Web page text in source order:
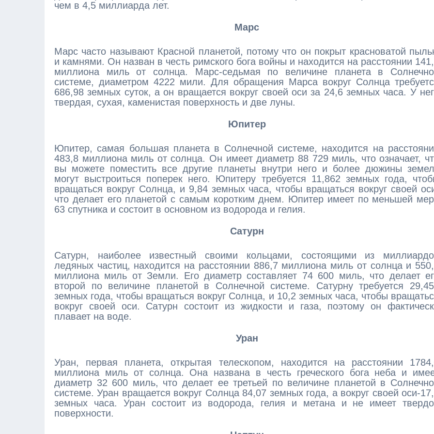
чем в 4,5 миллиарда лет.
Марс
Марс часто называют Красной планетой, потому что он покрыт красноватой
и камнями. Он назван в честь римского бога войны и находится на расстоянии
миллиона миль от солнца. Марс-седьмая по величине планета в
системе, диаметром 4222 мили. Для обращения Марса вокруг Солнца
686,98 земных суток, а он вращается вокруг своей оси за 24,6 земных часа. У
твердая, сухая, каменистая поверхность и две луны.
Юпитер
Юпитер, самая большая планета в Солнечной системе, находится на
483,8 миллиона миль от солнца. Он имеет диаметр 88 729 миль, что означает,
вы можете поместить все другие планеты внутри него и более дюжины
могут выстроиться поперек него. Юпитеру требуется 11,862 земных года,
вращаться вокруг Солнца, и 9,84 земных часа, чтобы вращаться вокруг своей
что делает его планетой с самым коротким днем. Юпитер имеет по меньшей
63 спутника и состоит в основном из водорода и гелия.
Сатурн
Сатурн, наиболее известный своими кольцами, состоящими из
ледяных частиц, находится на расстоянии 886,7 миллиона миль от солнца и
миллиона миль от Земли. Его диаметр составляет 74 600 миль, что делает
второй по величине планетой в Солнечной системе. Сатурну требуется
земных года, чтобы вращаться вокруг Солнца, и 10,2 земных часа, чтобы
вокруг своей оси. Сатурн состоит из жидкости и газа, поэтому он
плавает на воде.
Уран
Уран, первая планета, открытая телескопом, находится на расстоянии
миллиона миль от солнца. Она названа в честь греческого бога неба и
диаметр 32 600 миль, что делает ее третьей по величине планетой в
системе. Уран вращается вокруг Солнца 84,07 земных года, а вокруг своей оси-
земных часа. Уран состоит из водорода, гелия и метана и не имеет
поверхности.